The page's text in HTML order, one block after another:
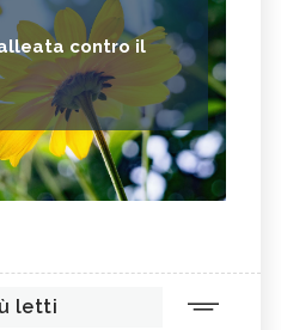
contro il
letti